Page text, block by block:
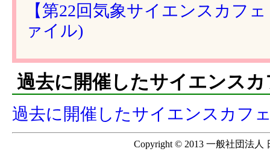
【第22回気象サイエンスカフ
ァイル)
過去に開催したサイエンス
過去に開催したサイエンスカフ
Copyright © 2013 一般社団法人